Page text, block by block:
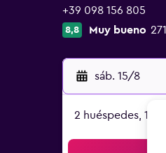
+39 098 156 805
8,8 Muy bueno
sáb. 15/8
2 huéspedes, 1